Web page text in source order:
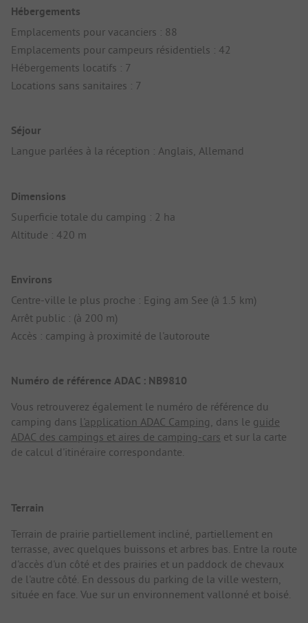
Hébergements
Emplacements pour vacanciers : 88
Emplacements pour campeurs résidentiels : 42
Hébergements locatifs : 7
Locations sans sanitaires : 7
Séjour
Langue parlées à la réception : Anglais, Allemand
Dimensions
Superficie totale du camping : 2 ha
Altitude : 420 m
Environs
Centre-ville le plus proche : Eging am See (à 1.5 km)
Arrêt public : (à 200 m)
Accès : camping à proximité de l'autoroute
Numéro de référence ADAC : NB9810
Vous retrouverez également le numéro de référence du
camping dans l'application ADAC Camping, dans le guide
ADAC des campings et aires de camping-cars et sur la carte
de calcul d'itinéraire correspondante.
Terrain
Terrain de prairie partiellement incliné, partiellement en
terrasse, avec quelques buissons et arbres bas. Entre la route
d'accès d'un côté et des prairies et un paddock de chevaux
de l'autre côté. En dessous du parking de la ville western,
située en face. Vue sur un environnement vallonné et boisé.